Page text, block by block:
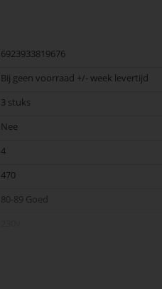
6923933819676
Bij geen voorraad +/- week levertijd
3 stuks
Nee
4
470
80-89 Goed